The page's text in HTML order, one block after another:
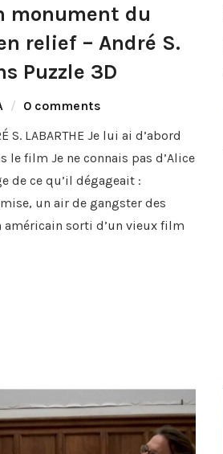
monument du
relief – André S.
Puzzle 3D
0 comments
S. LABARTHE Je lui ai d’abord
le film Je ne connais pas d’Alice
de ce qu’il dégageait :
un air de gangster des
américain sorti d’un vieux film